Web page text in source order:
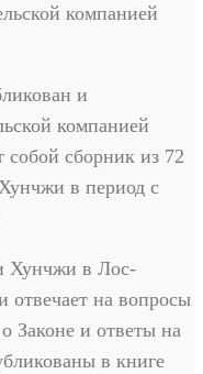
компанией
и
компанией
сборник из 72
в период с
Хунчжи в Лос-
на вопросы
Законе и ответы на
в книге